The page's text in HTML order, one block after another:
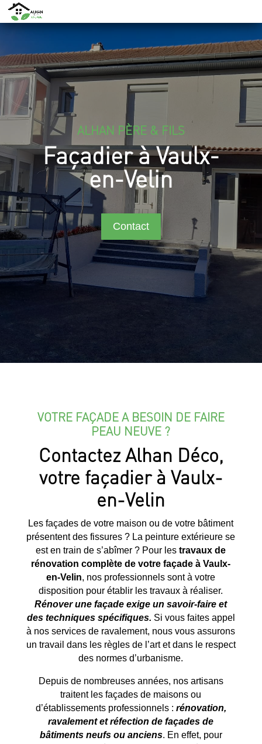
ALHAN PÈRE & FILS
Façadier à Vaulx-
en-Velin
Contact
VOTRE FAÇADE A BESOIN DE FAIRE
PEAU NEUVE ?
Contactez Alhan Déco,
votre façadier à Vaulx-
en-Velin
Les façades de votre maison ou de votre bâtiment
présentent des fissures ? La peinture extérieure se
est en train de s’abîmer ? Pour lestravaux de
rénovation complète de votre façade à Vaulx-
en-Velin, nos professionnels sont à votre
disposition pour établir les travaux à réaliser.
Rénover une façade exige un savoir-faire et
des techniques spécifiques. Si vous faites appel
à nos services de ravalement, nous vous assurons
un travail dans les règles de l’art et dans le respect
des normes d’urbanisme.
Depuis de nombreuses années, nos artisans
traitent les façades de maisons ou
d’établissements professionnels : rénovation,
ravalement et réfection de façades de
bâtiments neufs ou anciens. En effet, pour